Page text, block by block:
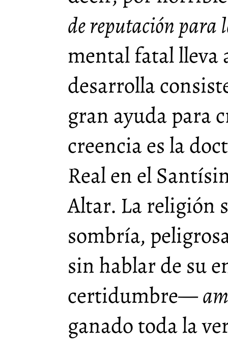
de reputación para
mental fatal lleva
desarrolla
gran ayuda para
creencia es la
Real en el
Altar. La religión
sombría,
sin hablar de su
certidumbre—
ganado toda la